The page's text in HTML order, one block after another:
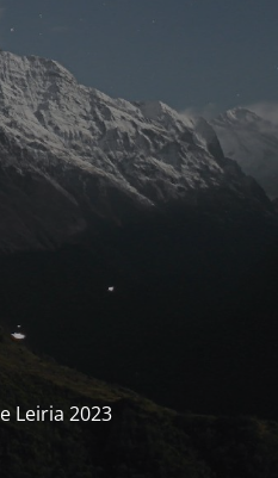
Leiria 2023